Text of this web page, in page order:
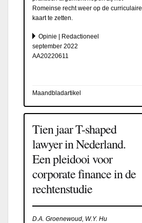
Romeinse recht weer op de curriculaire
kaart te zetten.
Opinie | Redactioneel
september 2022
AA20220611
Maandbladartikel
Tien jaar T-shaped
lawyer in Nederland.
Een pleidooi voor
corporate finance in de
rechtenstudie
D.A. Groenewoud, W.Y. Hu